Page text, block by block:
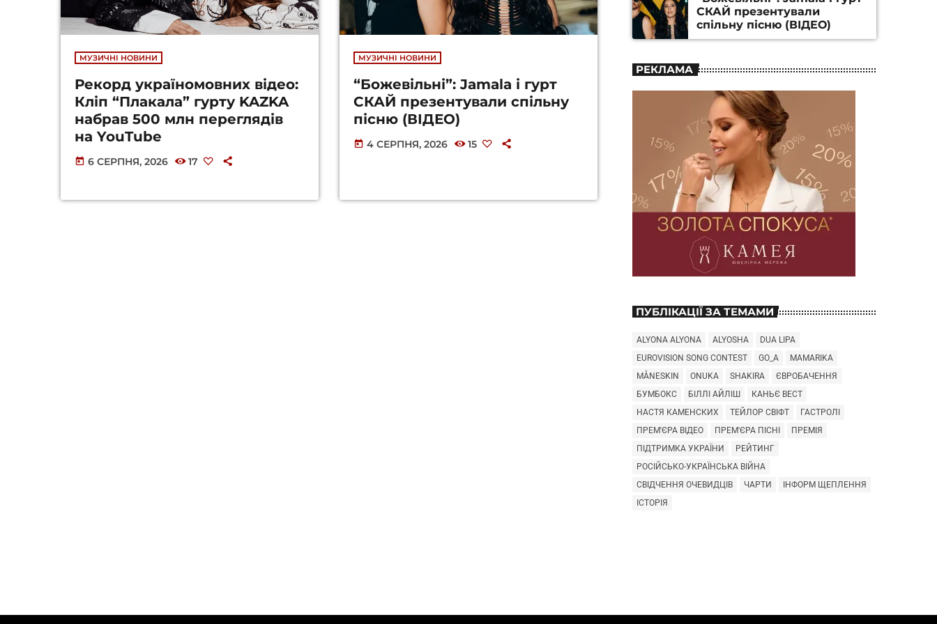
МУЗИЧНІ НОВИНИ
Рекорд україномовних відео:
Кліп “Плакала” гурту KAZKA
набрав 500 млн переглядів
на YouTube
today 6 СЕРПНЯ, 2026 17
МУЗИЧНІ НОВИНИ
“Божевільні”: Jamala і гурт
СКАЙ презентували спільну
пісню (ВІДЕО)
today 4 СЕРПНЯ, 2026 15
СКАЙ презентували
спільну пісню (ВІДЕО)
РЕКЛАМА
ПУБЛІКАЦІЇ ЗА ТЕМАМИ
ALYONA ALYONA ALYOSHA
DUA LIPA
EUROVISION SONG CONTEST
GO_A
MAMARIKA
MÅNESKIN
ONUKA SHAKIRA
ЄВРОБАЧЕННЯ
БУМБОКС
БІЛЛІ АЙЛІШ
КАНЬЄ ВЕСТ
НАСТЯ КАМЕНСКИХ
ТЕЙЛОР СВІФТ
ГАСТРОЛІ
ПРЕМ'ЄРА ВІДЕО
ПРЕМ'ЄРА ПІСНІ
ПРЕМІЯ
ПІДТРИМКА УКРАЇНИ
РЕЙТИНГ
РОСІЙСЬКО-УКРАЇНСЬКА ВІЙНА
СВІДЧЕННЯ ОЧЕВИДЦІВ
ЧАРТИ
ІНФОРМ ЩЕПЛЕННЯ
ІСТОРІЯ